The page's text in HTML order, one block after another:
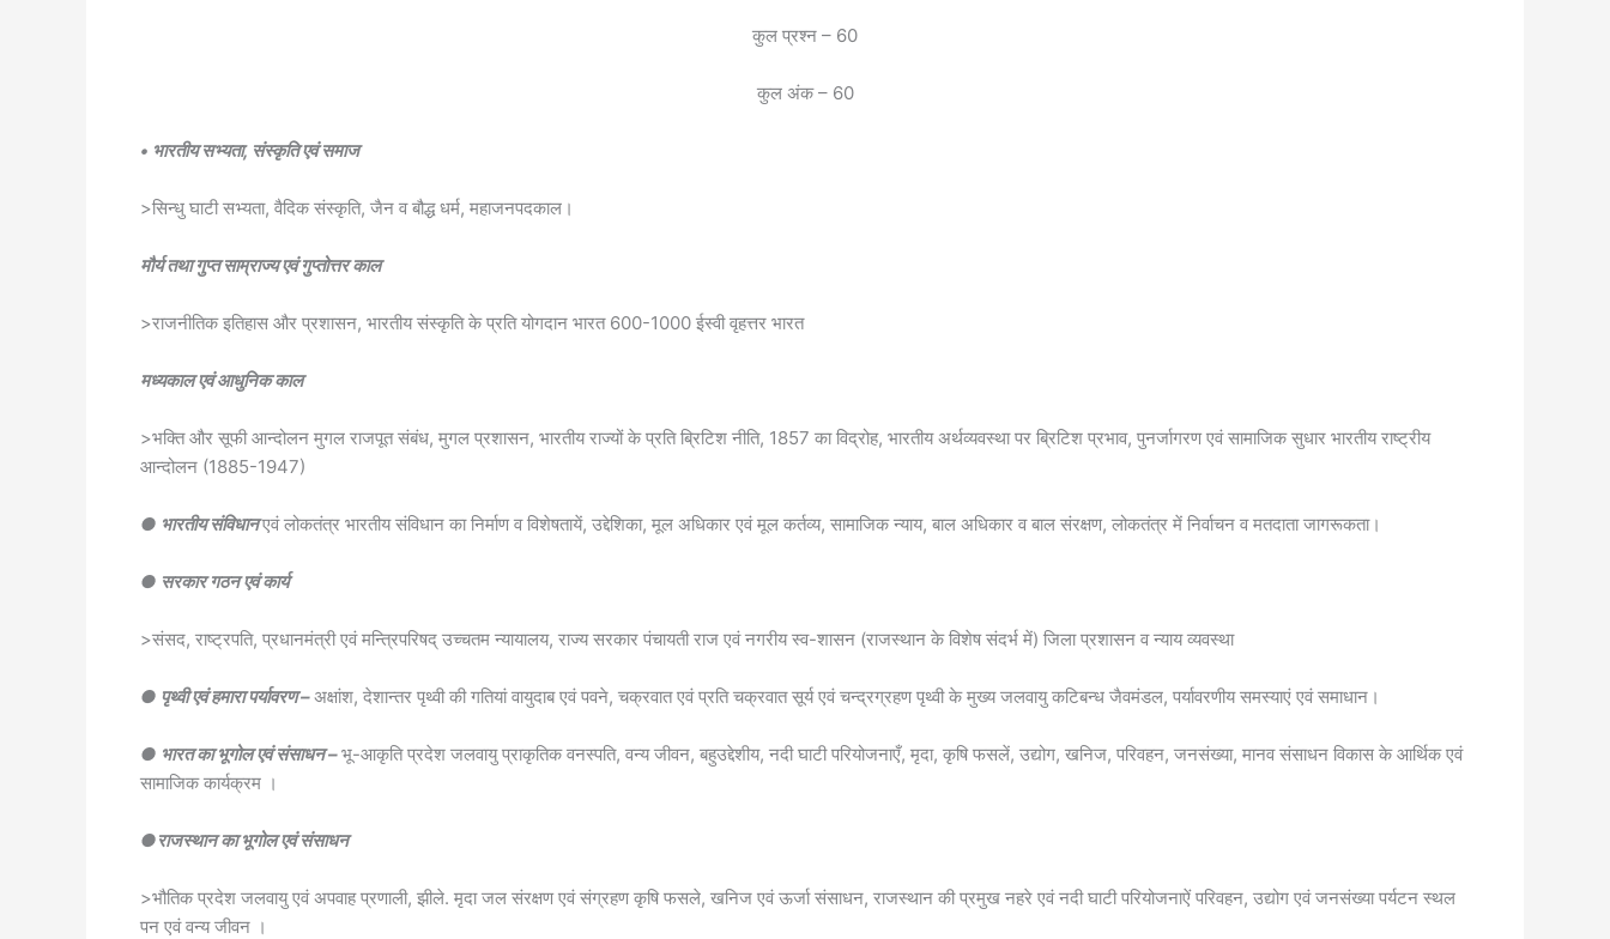
कुल प्रश्न – 60
कुल अंक – 60
• भारतीय सभ्यता, संस्कृति एवं समाज
>सिन्धु घाटी सभ्यता, वैदिक संस्कृति, जैन व बौद्ध धर्म, महाजनपदकाल।
मौर्य तथा गुप्त साम्राज्य एवं गुप्तोत्तर काल
>राजनीतिक इतिहास और प्रशासन, भारतीय संस्कृति के प्रति योगदान भारत 600-1000 ईस्वी वृहत्तर भारत
मध्यकाल एवं आधुनिक काल
>भक्ति और सूफी आन्दोलन मुगल राजपूत संबंध, मुगल प्रशासन, भारतीय राज्यों के प्रति ब्रिटिश नीति, 1857 का विद्रोह, भारतीय अर्थव्यवस्था पर ब्रिटिश प्रभाव, पुनर्जागरण एवं सामाजिक सुधार भारतीय राष्ट्रीय
आन्दोलन (1885-1947)
● भारतीय संविधानएवं लोकतंत्र भारतीय संविधान का निर्माण व विशेषतायें, उद्देशिका, मूल अधिकार एवं मूल कर्तव्य, सामाजिक न्याय, बाल अधिकार व बाल संरक्षण, लोकतंत्र में निर्वाचन व मतदाता जागरूकता।
● सरकार गठन एवं कार्य
>संसद, राष्ट्रपति, प्रधानमंत्री एवं मन्त्रिपरिषद् उच्चतम न्यायालय, राज्य सरकार पंचायती राज एवं नगरीय स्व-शासन (राजस्थान के विशेष संदर्भ में) जिला प्रशासन व न्याय व्यवस्था
● पृथ्वी एवं हमारा पर्यावरण –अक्षांश, देशान्तर पृथ्वी की गतियां वायुदाब एवं पवने, चक्रवात एवं प्रति चक्रवात सूर्य एवं चन्द्रग्रहण पृथ्वी के मुख्य जलवायु कटिबन्ध जैवमंडल, पर्यावरणीय समस्याएं एवं समाधान।
● भारत का भूगोल एवं संसाधन –भू-आकृति प्रदेश जलवायु प्राकृतिक वनस्पति, वन्य जीवन, बहुउद्देशीय, नदी घाटी परियोजनाएँ, मृदा, कृषि फसलें, उद्योग, खनिज, परिवहन, जनसंख्या, मानव संसाधन विकास के आर्थिक एवं
सामाजिक कार्यक्रम ।
●राजस्थान का भूगोल एवं संसाधन
>भौतिक प्रदेश जलवायु एवं अपवाह प्रणाली, झीले. मृदा जल संरक्षण एवं संग्रहण कृषि फसले, खनिज एवं ऊर्जा संसाधन, राजस्थान की प्रमुख नहरे एवं नदी घाटी परियोजनाऐं परिवहन, उद्योग एवं जनसंख्या पर्यटन स्थल
पन एवं वन्य जीवन ।